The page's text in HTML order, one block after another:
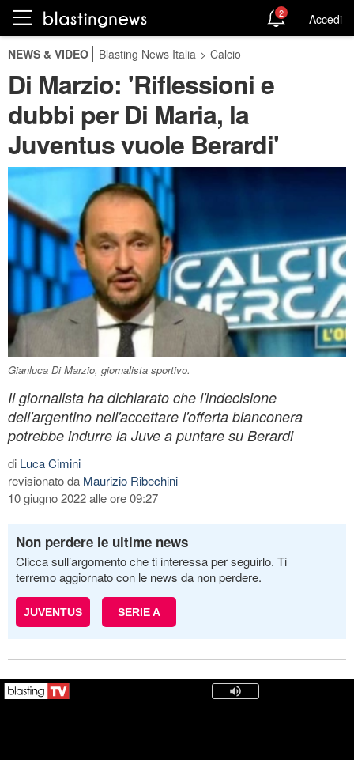
2 Accedi
NEWS & VIDEO Blasting News Italia > Calcio
Di Marzio: 'Riflessioni e
dubbi per Di Maria, la
Juventus vuole Berardi'
Gianluca Di Marzio, giornalista sportivo.
Il giornalista ha dichiarato che l'indecisione
dell'argentino nell'accettare l'offerta bianconera
potrebbe indurre la Juve a puntare su Berardi
di Luca Cimini
revisionato da Maurizio Ribechini
10 giugno 2022 alle ore 09:27
Non perdere le ultime news
Clicca sull’argomento che ti interessa per seguirlo. Ti
terremo aggiornato con le news da non perdere.
JUVENTUS SERIE A